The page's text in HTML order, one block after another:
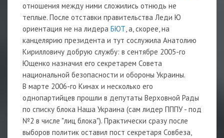
отношения между ними сложились отнюдь не
теплые. После отставки правительства Леди Ю
ориентация не на лидера БЮТ, а, скорее, на
канцелярию президента и тут сослужила Анатолию
Кирилловичу добрую службу: в сентябре 2005-го
Ющенко назначил его секретарем Совета
национальной безопасности и обороны Украины.
В марте 2006-го Кинах и несколько его
однопартийцев прошли в депутаты Верховной Рады
по списку блока Наша Украина (сам лидер ПППУ - под
№2 в числе "лиц блока"). Практически сразу после
выборов политик оставил пост секретаря Совбеза,